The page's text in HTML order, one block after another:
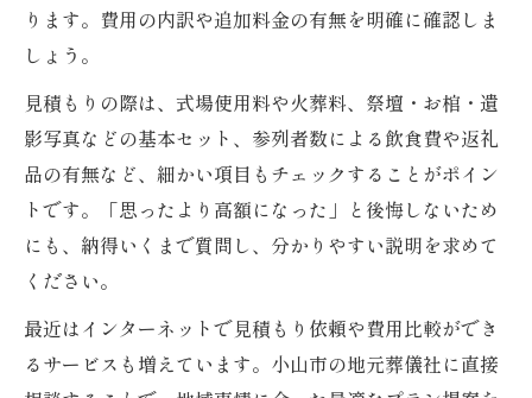
ります。費用の内訳や追加料金の有無を明確に確認しま
しょう。
見積もりの際は、式場使用料や火葬料、祭壇・お棺・遺
影写真などの基本セット、参列者数による飲食費や返礼
品の有無など、細かい項目もチェックすることがポイン
トです。「思ったより高額になった」と後悔しないため
にも、納得いくまで質問し、分かりやすい説明を求めて
ください。
最近はインターネットで見積もり依頼や費用比較ができ
るサービスも増えています。小山市の地元葬儀社に直接